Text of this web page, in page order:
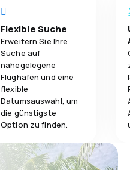
Flexible Suche
Erweitern Sie Ihre
Suche auf
nahegelegene
Flughäfen und eine
flexible
Datumsauswahl, um
die günstigste
Option zu finden.